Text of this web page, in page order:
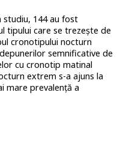
studiu, 144 au fost
tipului care se trezește de
cronotipului nocturn
semnificative de
cu cronotip matinal
extrem s-a ajuns la
mare prevalență a